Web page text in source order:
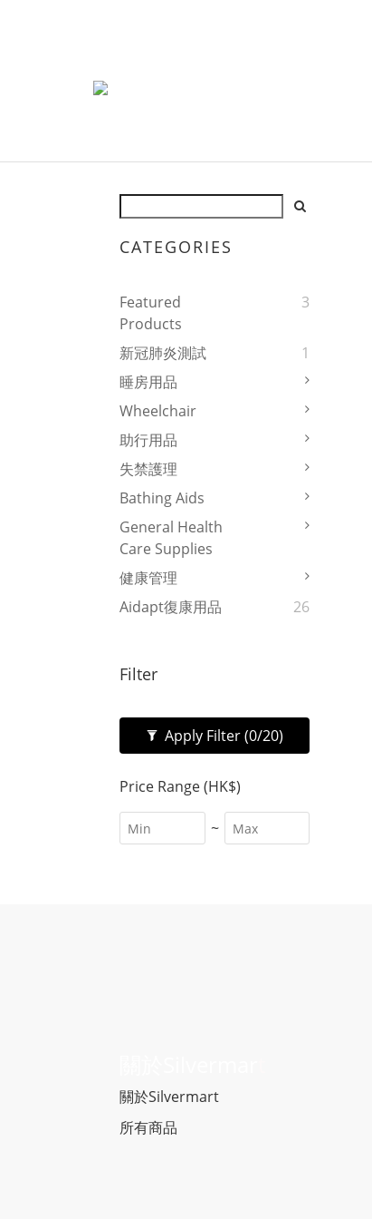
CATEGORIES
Featured
Products
3
新冠肺炎測試
1
睡房用品
Wheelchair
助行用品
失禁護理
Bathing Aids
General Health
Care Supplies
健康管理
Aidapt復康用品
26
Filter
Apply Filter(0/20)
Price Range (HK$)
~
關於Silvermart
所有商品